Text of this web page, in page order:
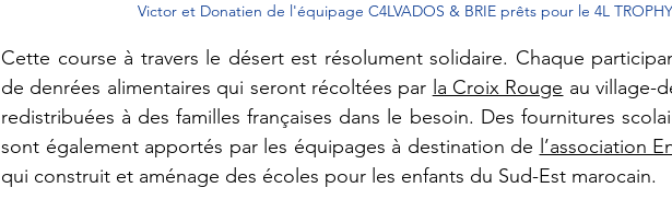
Victor et Donatien de l'équipage C4LVADOS & BRIE prêts pour le 4L TROPHY
Cette course à travers le désert est résolument solidaire. Chaque
de denrées alimentaires qui seront récoltées par la Croix Rouge au village-
redistribuées à des familles françaises dans le besoin. Des fournitures
sont également apportés par les équipages à destination de
qui construit et aménage des écoles pour les enfants du Sud-Est marocain.